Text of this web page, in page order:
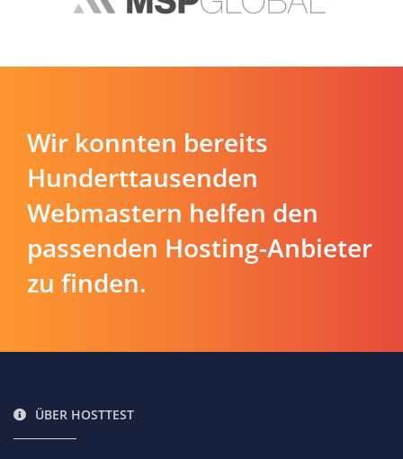
Wir konnten bereits
Hunderttausenden
Webmastern helfen den
passenden Hosting-Anbieter
zu finden.
ÜBER HOSTTEST